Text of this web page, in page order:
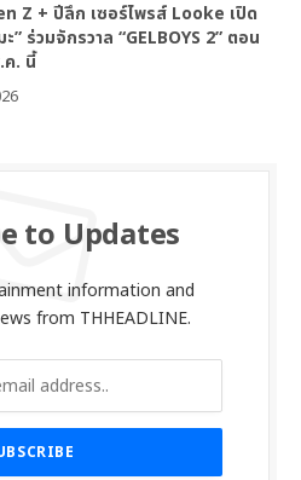
Z + ปีลึก เซอร์ไพรส์ Looke เปิด
ะ” ร่วมจักรวาล “GELBOYS 2” ตอน
ค. นี้
to Updates
information and
from THHEADLINE.